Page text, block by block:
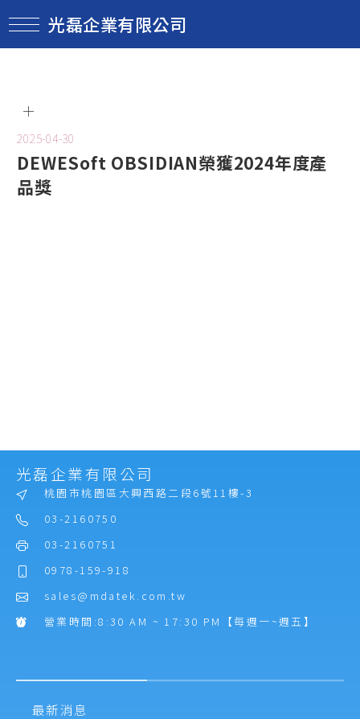
2025-04-30
DEWESoft OBSIDIAN榮獲2024年度產
品獎
光磊企業有限公司
桃園市桃園區大興西路二段6號11樓-3
03-2160750
03-2160751
0978-159-918
sales@mdatek.com.tw
營業時間:8:30 AM ~ 17:30 PM【每週一~週五】
最新消息
光磊企業有限公司